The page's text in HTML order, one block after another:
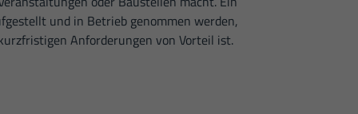
und in Betrieb genommen werden,
Anforderungen von Vorteil ist.
Statistiken
Website nutzen.